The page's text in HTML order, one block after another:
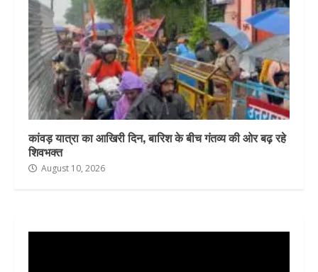
कांवड़ यात्रा का आखिरी दिन, बारिश के बीच गंतव्य की ओर बढ़ रहे
शिवभक्त
August 10, 2026